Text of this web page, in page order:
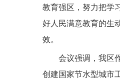
教育强区，努力把学
好人民满意教育的生
效。
会议强调，我区
创建国家节水型城市